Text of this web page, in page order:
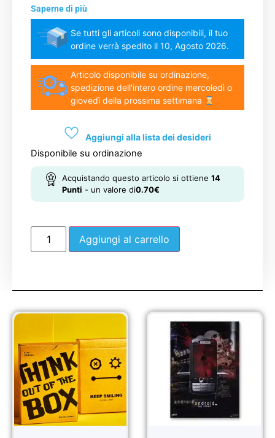
Saperne di più
Se tutti gli articoli sono disponibili, il tuo
ordine verrà spedito il 10, Agosto 2026.
Articolo disponibile su ordinazione,
spedizione dell'intero ordine mercoledì o
giovedì della prossima settimana
Aggiungi alla lista dei desideri
Disponibile su ordinazione
Acquistando questo articolo si ottiene 14
Punti - un valore di0.70€
Aggiungi al carrello